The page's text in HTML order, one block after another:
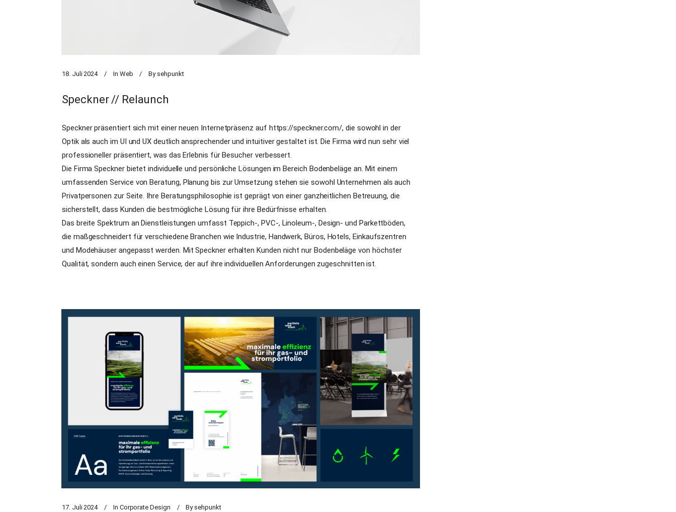
18. Juli 2024 In Web By sehpunkt
Speckner // Relaunch
Speckner präsentiert sich mit einer neuen Internetpräsenz auf https://speckner.com/, die sowohl in der
Optik als auch im UI und UX deutlich ansprechender und intuitiver gestaltet ist. Die Firma wird nun sehr viel
professioneller präsentiert, was das Erlebnis für Besucher verbessert.
Die Firma Speckner bietet individuelle und persönliche Lösungen im Bereich Bodenbeläge an. Mit einem
umfassenden Service von Beratung, Planung bis zur Umsetzung stehen sie sowohl Unternehmen als auch
Privatpersonen zur Seite. Ihre Beratungsphilosophie ist geprägt von einer ganzheitlichen Betreuung, die
sicherstellt, dass Kunden die bestmögliche Lösung für ihre Bedürfnisse erhalten.
Das breite Spektrum an Dienstleistungen umfasst Teppich-, PVC-, Linoleum-, Design- und Parkettböden,
die maßgeschneidert für verschiedene Branchen wie Industrie, Handwerk, Büros, Hotels, Einkaufszentren
und Modehäuser angepasst werden. Mit Speckner erhalten Kunden nicht nur Bodenbeläge von höchster
Qualität, sondern auch einen Service, der auf ihre individuellen Anforderungen zugeschnitten ist.
17. Juli 2024 In Corporate Design By sehpunkt